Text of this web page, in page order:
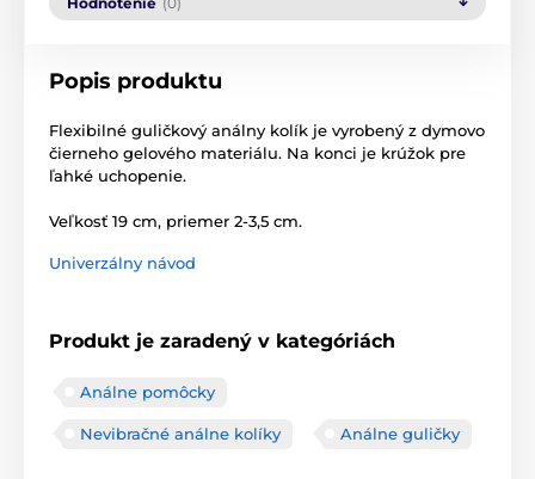
Popis produktu
Flexibilné guličkový análny kolík je vyrobený z dymovo
čierneho gelového materiálu. Na konci je krúžok pre
ľahké uchopenie.
Veľkosť 19 cm, priemer 2-3,5 cm.
Univerzálny návod
Produkt je zaradený v kategóriách
Análne pomôcky
Nevibračné análne kolíky Análne guličky